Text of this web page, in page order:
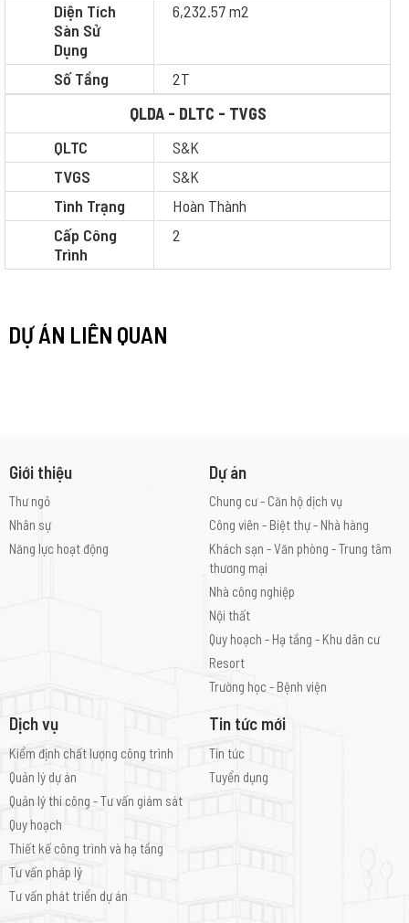
Diện Tích
Sàn Sử
Dụng
6,232.57 m2
Số Tầng
2T
QLDA - DLTC - TVGS
QLTC
S&K
TVGS
S&K
Tình Trạng
Hoàn Thành
Cấp Công
Trình
2
DỰ ÁN LIÊN QUAN
Giới thiệu
Thư ngỏ
Nhân sự
Năng lực hoạt động
Dự án
Chung cư - Căn hộ dịch vụ
Công viên - Biệt thự - Nhà hàng
Khách sạn - Văn phòng - Trung tâm
thương mại
Nhà công nghiệp
Nội thất
Quy hoạch - Hạ tầng - Khu dân cư
Resort
Trường học - Bệnh viện
Dịch vụ
Kiểm định chất lượng công trình
Quản lý dự án
Quản lý thi công - Tư vấn giám sát
Quy hoạch
Thiết kế công trình và hạ tầng
Tư vấn pháp lý
Tư vấn phát triển dự án
Tin tức mới
Tin tức
Tuyển dụng